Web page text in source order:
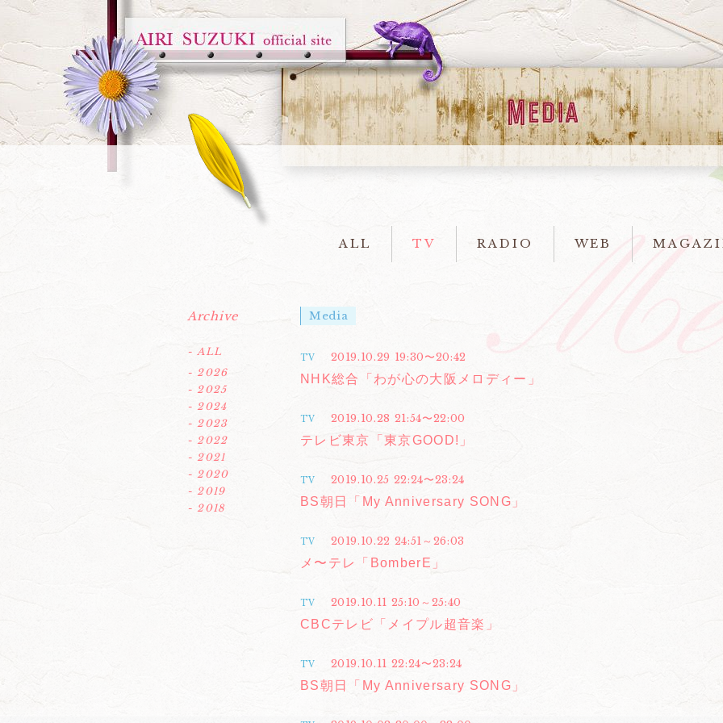
ALL TV RADIO WEB
Media
TV
2019.10.29 19:30〜20:42
NHK総合「わが心の大阪メロディー」
TV
2019.10.28 21:54〜22:00
テレビ東京「東京GOOD!」
TV
2019.10.25 22:24〜23:24
BS朝日「My Anniversary SONG」
TV
2019.10.22 24:51～26:03
メ〜テレ「BomberE」
TV
2019.10.11 25:10～25:40
CBCテレビ「メイプル超音楽」
TV
2019.10.11 22:24〜23:24
BS朝日「My Anniversary SONG」
Archive
- ALL
- 2026
- 2025
- 2024
- 2023
- 2022
- 2021
- 2020
- 2019
- 2018